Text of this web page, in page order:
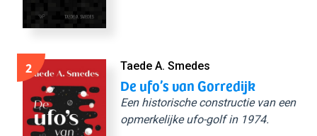
2 Taede A. Smedes
De ufo’s van Gorredijk
Een historische constructie van een
opmerkelijke ufo-golf in 1974.